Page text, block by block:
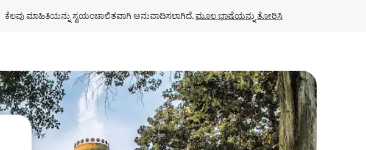
ಕೆಲವು ಮಾಹಿತಿಯನ್ನು ಸ್ವಯಂಚಾಲಿತವಾಗಿ ಅನುವಾದಿಸಲಾಗಿದೆ. ಮೂಲ ಭಾಷೆಯನ್ನು ತೋರಿಸಿ